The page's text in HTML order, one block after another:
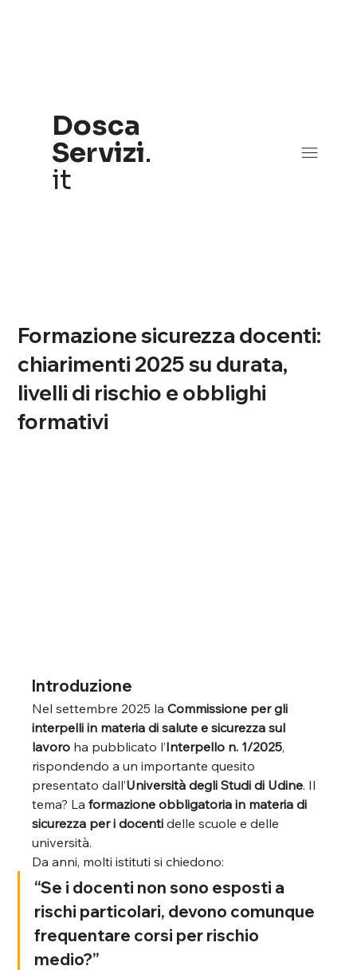
Dosca
Servizi.
it
Formazione sicurezza docenti:
chiarimenti 2025 su durata,
livelli di rischio e obblighi
formativi
Introduzione
Nel settembre 2025 la Commissione per gli
interpelli in materia di salute e sicurezza sul
lavoro ha pubblicato l’Interpello n. 1/2025,
rispondendo a un importante quesito
presentato dall’Università degli Studi di Udine. Il
tema? La formazione obbligatoria in materia di
sicurezza per i docenti delle scuole e delle
università.
Da anni, molti istituti si chiedono:
“Se i docenti non sono esposti a
rischi particolari, devono comunque
frequentare corsi per rischio
medio?”